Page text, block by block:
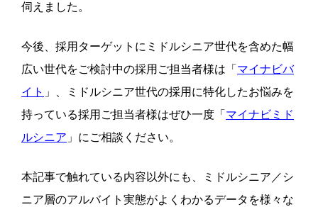
伺えました。
今後、採用ターゲットにミドルシニア世代を含めた幅
広い世代をご検討中の採用ご担当者様は「 マイナビバ
イト 」、ミドルシニア世代の採用に特化したお悩みを
持っている採用ご担当者様はぜひ一度「 マイナビミド
ルシニア 」にご相談ください。
本記事で触れている内容以外にも、ミドルシニア／シ
ニア層のアルバイト実態がよくわかるデータを様々な